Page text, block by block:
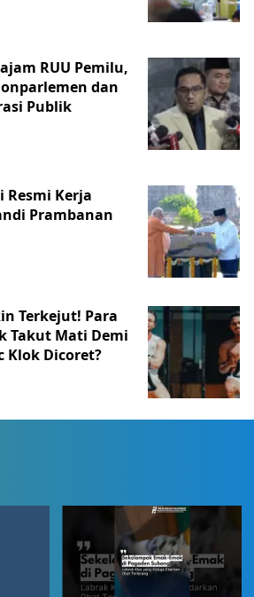
RUU Pemilu,
dan
Publik
Resmi Kerja
Prambanan
Terkejut! Para
Takut Mati Demi
Klok Dicoret?